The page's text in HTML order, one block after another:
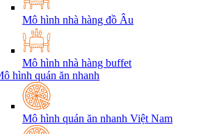
Mô hình nhà hàng đồ Âu
Mô hình nhà hàng buffet
hình quán ăn nhanh
Mô hình quán ăn nhanh Việt Nam